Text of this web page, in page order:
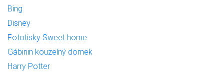
Bing
Disney
Fototisky Sweet home
Gábinin kouzelný domek
Harry Potter